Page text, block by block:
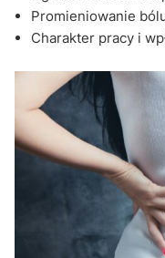
Promieniowanie
Charakter pracy i